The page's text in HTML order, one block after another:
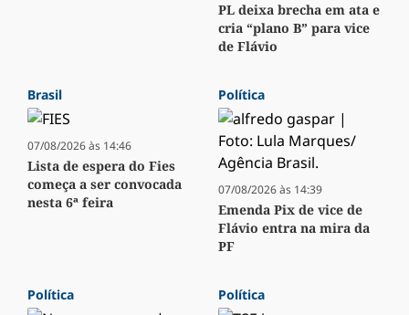
PL deixa brecha em ata e
cria “plano B” para vice
de Flávio
Brasil
07/08/2026 às 14:46
Lista de espera do Fies
começa a ser convocada
nesta 6ª feira
Política
07/08/2026 às 14:39
Emenda Pix de vice de
Flávio entra na mira da
PF
Política Política